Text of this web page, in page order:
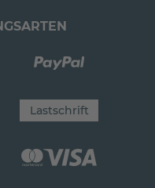
Lastschrift